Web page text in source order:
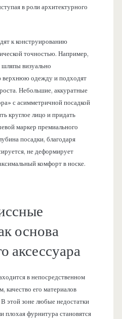
в роли архитектурного
к конструированию
точностью. Например,
визуально
одежду и подходят
Небольшие, аккуратные
с асимметричной посадкой
круглое лицо и придать
маркер премиального
посадки, благодаря
не деформирует
комфорт в носке.
основа
аксессуара
в непосредственном
качество его материалов
этой зоне любые недостатки
плохая фурнитура становятся